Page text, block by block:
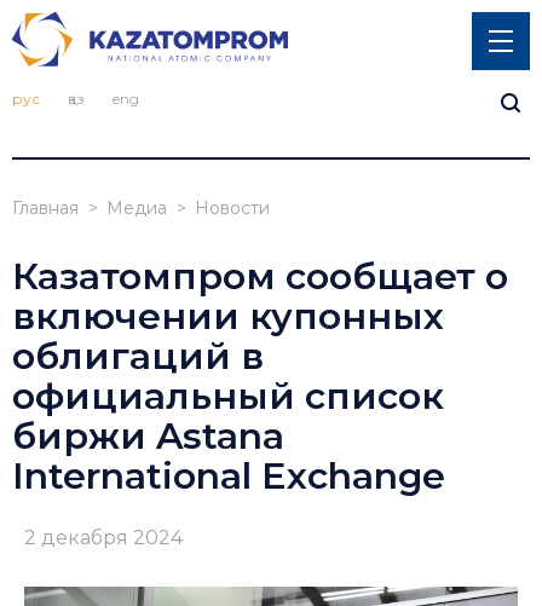
рус қаз eng
Главная Медиа Новости
Казатомпром сообщает о
включении купонных
облигаций в
официальный список
биржи Astana
International Exchange
2 декабря 2024